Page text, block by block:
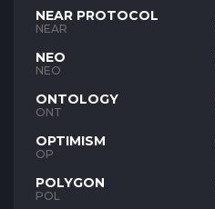
NEAR PROTOCOL
NEAR
NEO
NEO
ONTOLOGY
ONT
OPTIMISM
OP
POLYGON
POL